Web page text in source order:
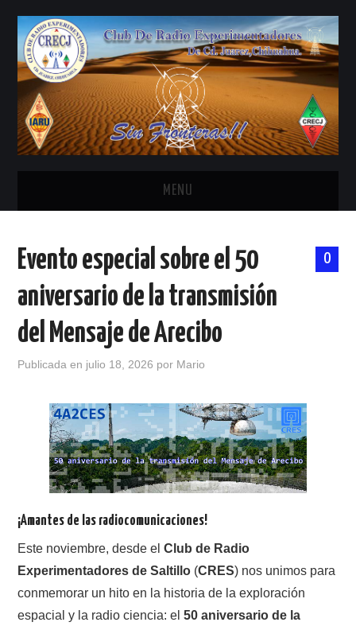
MENU
ANTENAS Y ACCESORIOS
HISTORIA DE LA RADIO
IMÁGENES CRECJ
LA PULGA MERCANTE
LITERATURA DE LA RADIO
MIEMBROS ORIGINALES
0
Evento especial sobre el 50
aniversario de la transmisión
del Mensaje de Arecibo
Publicada en julio 18, 2026 por Mario
¡Amantes de las radiocomunicaciones!
Este noviembre, desde elClub de Radio
Experimentadores de Saltillo (CRES) nos unimos para
conmemorar un hito en la historia de la exploración
espacial y la radio ciencia: el50 aniversario de la